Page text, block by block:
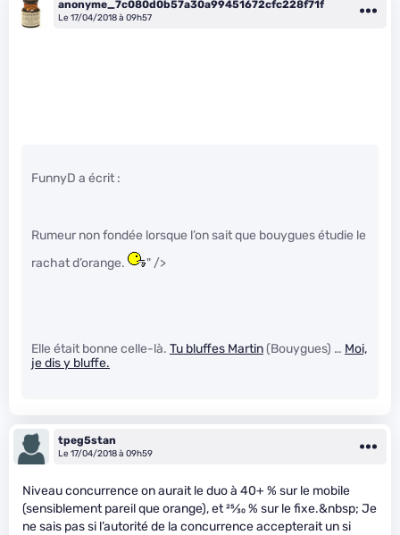
anonyme_7c080d0b57a30a99451672cfc228f71f
Le 17/04/2018 à 09h57
FunnyD a écrit :
Rumeur non fondée lorsque l’on sait que bouygues étudie le
rachat d’orange.
" />
Elle était bonne celle-là. Tu bluffes Martin(Bouygues) … Moi,
je dis y bluffe.
tpeg5stan
Le 17/04/2018 à 09h59
Niveau concurrence on aurait le duo à 40+ % sur le mobile
(sensiblement pareil que orange), et25⁄30% sur le fixe.&nbsp; Je
ne sais pas si l’autorité de la concurrence accepterait un si